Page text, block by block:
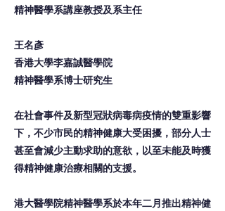
精神醫學系講座教授及系主任
王名彥
香港大學李嘉誠醫學院
精神醫學系博士研究生
在社會事件及新型冠狀病毒病疫情的雙重影響
下，不少市民的精神健康大受困擾，部分人士
甚至會減少主動求助的意欲，以至未能及時獲
得精神健康治療相關的支援。
港大醫學院精神醫學系於本年二月推出精神健